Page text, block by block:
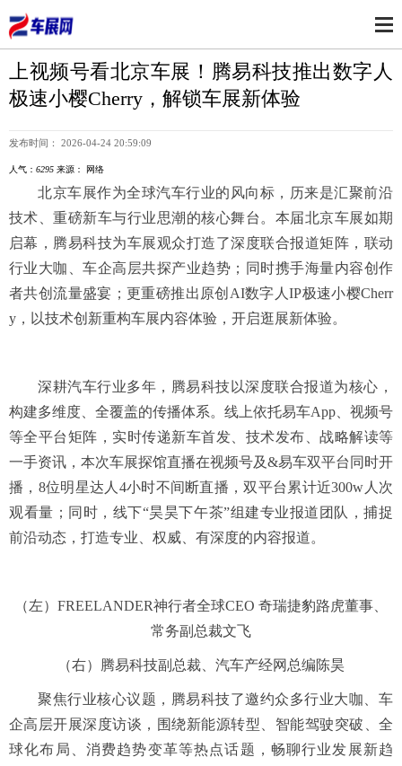
上视频号看北京车展！腾易科技推出数字人
极速小樱Cherry，解锁车展新体验
发布时间： 2026-04-24 20:59:09
人气： 6295 来源： 网络
北京车展作为全球汽车行业的风向标，历来是汇聚前沿
技术、重磅新车与行业思潮的核心舞台。本届北京车展如期
启幕，腾易科技为车展观众打造了深度联合报道矩阵，联动
行业大咖、车企高层共探产业趋势；同时携手海量内容创作
者共创流量盛宴；更重磅推出原创AI数字人IP极速小樱Cherr
y，以技术创新重构车展内容体验，开启逛展新体验。
深耕汽车行业多年，腾易科技以深度联合报道为核心，
构建多维度、全覆盖的传播体系。线上依托易车App、视频号
等全平台矩阵，实时传递新车首发、技术发布、战略解读等
一手资讯，本次车展探馆直播在视频号及&易车双平台同时开
播，8位明星达人4小时不间断直播，双平台累计近300w人次
观看量；同时，线下“昊昊下午茶”组建专业报道团队，捕捉
前沿动态，打造专业、权威、有深度的内容报道。
（左）FREELANDER神行者全球CEO 奇瑞捷豹路虎董事、
常务副总裁文飞
（右）腾易科技副总裁、汽车产经网总编陈昊
聚焦行业核心议题，腾易科技了邀约众多行业大咖、车
企高层开展深度访谈，围绕新能源转型、智能驾驶突破、全
球化布局、消费趋势变革等热点话题，畅聊行业发展新趋